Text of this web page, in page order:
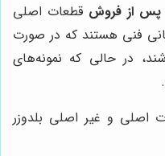
پس از فروش قطعات اصلی
فنی هستند که در صورت
در حالی که نمونه‌های
اصلی و غیر اصلی بلدوزر